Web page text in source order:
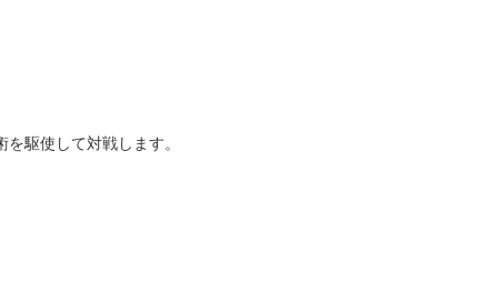
駆使して対戦します。